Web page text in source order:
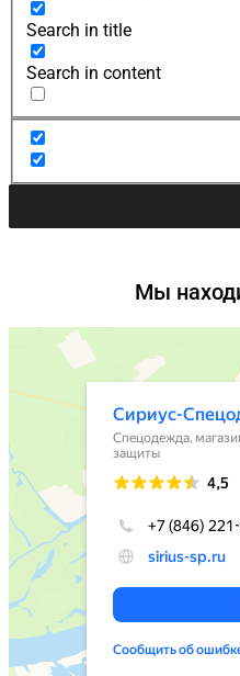
Search in title
Search in content
Мы